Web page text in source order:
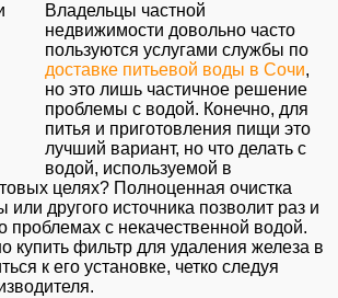
Владельцы частной
недвижимости довольно часто
пользуются услугами службы по
доставке питьевой воды в Сочи,
но это лишь частичное решение
проблемы с водой. Конечно, для
питья и приготовления пищи это
лучший вариант, но что делать с
водой, используемой в
целях? Полноценная очистка
другого источника позволит раз и
проблемах с некачественной водой.
купить фильтр для удаления железа в
к его установке, четко следуя